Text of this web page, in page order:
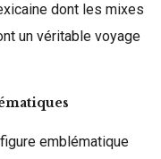
dont les mixes
un véritable voyage
emblématique